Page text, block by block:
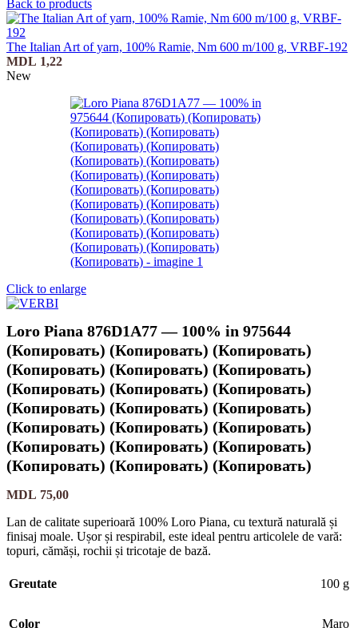
Back to products
The Italian Art of yarn, 100% Ramie, Nm 600 m/100 g, VRBF-192
MDL 1,22
New
Click to enlarge
Loro Piana 876D1A77 — 100% in 975644
(Копировать) (Копировать) (Копировать)
(Копировать) (Копировать) (Копировать)
(Копировать) (Копировать) (Копировать)
(Копировать) (Копировать) (Копировать)
(Копировать) (Копировать) (Копировать)
(Копировать) (Копировать) (Копировать)
(Копировать) (Копировать) (Копировать)
MDL 75,00
Lan de calitate superioară 100% Loro Piana, cu textură naturală și
finisaj moale. Ușor și respirabil, este ideal pentru articolele de vară:
topuri, cămăși, rochii și tricotaje de bază.
Greutate 100 g
Color Maro